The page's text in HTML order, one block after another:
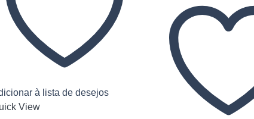
à lista de desejos
View